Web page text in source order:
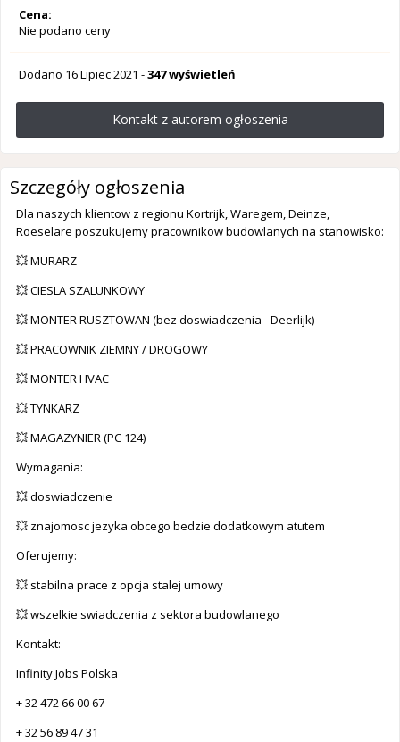
Cena:
Nie podano ceny
Dodano 16 Lipiec 2021 -347 wyświetleń
Kontakt z autorem ogłoszenia
Szczegóły ogłoszenia
Dla naszych klientow z regionu Kortrijk, Waregem, Deinze,
Roeselare poszukujemy pracownikow budowlanych na stanowisko:
💥 MURARZ
💥 CIESLA SZALUNKOWY
💥 MONTER RUSZTOWAN (bez doswiadczenia - Deerlijk)
💥 PRACOWNIK ZIEMNY / DROGOWY
💥 MONTER HVAC
💥 TYNKARZ
💥 MAGAZYNIER (PC 124)
Wymagania:
💥 doswiadczenie
💥 znajomosc jezyka obcego bedzie dodatkowym atutem
Oferujemy:
💥 stabilna prace z opcja stalej umowy
💥 wszelkie swiadczenia z sektora budowlanego
Kontakt:
Infinity Jobs Polska
+ 32 472 66 00 67
+ 32 56 89 47 31